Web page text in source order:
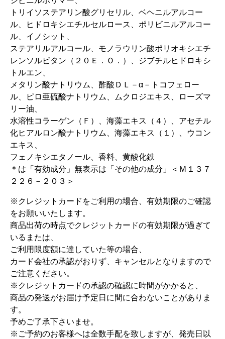
トリイソステアリン酸グリセリル、ベヘニルアルコー
ル、ヒドロキシエチルセルロース、ポリビニルアルコー
ル、イノシット、
ステアリルアルコール、モノラウリン酸ポリオキシエチ
レンソルビタン（２０Ｅ．Ｏ．）、ジブチルヒドロキシ
トルエン、
メタリン酸ナトリウム、酢酸ＤＬ－α－トコフェロー
ル、ピロ亜硫酸ナトリウム、ムクロジエキス、ローズマ
リー油、
水溶性コラーゲン（Ｆ）、海藻エキス（４）、アセチル
化ヒアルロン酸ナトリウム、海藻エキス（１）、ウコン
エキス、
フェノキシエタノール、香料、黄酸化鉄
＊は「有効成分」無表示は「その他の成分」＜Ｍ１３７
２２６－２０３＞
※クレジットカードをご利用の場合、有効期限のご確認
をお願いいたします。
商品出荷の時点でクレジットカードの有効期限が過ぎて
いるまたは、
ご利用限度額に達していた等の場合、
カード会社の承認がおりず、キャンセルとなりますので
ご注意ください。
※クレジットカードの承認の確認に時間がかかると、
商品の発送がお届け予定日に間に合わないことがありま
す。
予めご了承下さいませ。
※ご予約のお客様へは全数手配を致しますが、発売日以